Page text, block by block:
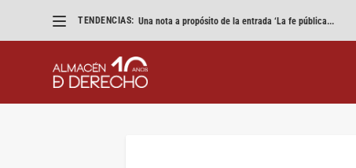
TENDENCIAS: «Eliminad los VTC pero que parezca un accidente»